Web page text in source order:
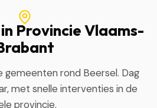
Provincie Vlaams-
gemeenten rond Beersel. Dag
met snelle interventies in de
provincie.